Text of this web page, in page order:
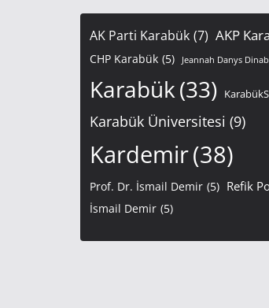
AK Parti Karabük (7) AKP
CHP Karabük (5) Jeannah Danys
Karabük(33)
Karabük Üniversitesi (9)
Kardemir(38)
Prof. Dr. İsmail Demir (5) Refik
İsmail Demir (5)